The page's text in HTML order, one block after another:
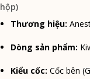
hộp)
Thương hiệu:
Dòng sản phẩm:
Kiểu cốc: Cốc bên